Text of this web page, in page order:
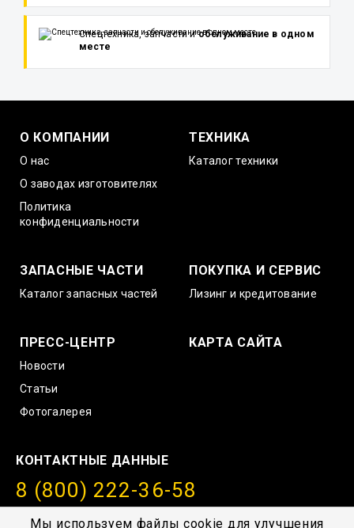
Мы используем файлы cookie для улучшения
Спецтехника, запчасти иобслуживание в одном
месте
О КОМПАНИИ
О нас
О заводах изготовителях
Политика
конфиденциальности
ТЕХНИКА
Каталог техники
ЗАПАСНЫЕ ЧАСТИ
Каталог запасных частей
ПОКУПКА И СЕРВИС
Лизинг и кредитование
ПРЕСС-ЦЕНТР
Новости
Статьи
Фотогалерея
КАРТА САЙТА
КОНТАКТНЫЕ ДАННЫЕ
8 (800) 222-36-58
info@amurstroy.su